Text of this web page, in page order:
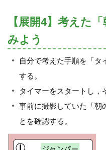
【展開4】考えた
みよう
自分で考えた手順を「タ
する。
タイマーをスタートし，
事前に撮影していた「朝
とを確認する。